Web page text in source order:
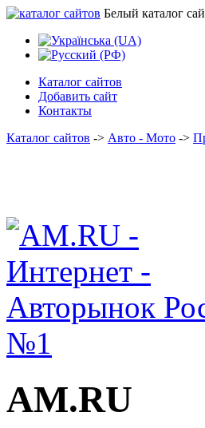
Белый каталог
Каталог сайтов
Добавить сайт
Контакты
Каталог сайтов -> Авто - Мото ->
AM.RU